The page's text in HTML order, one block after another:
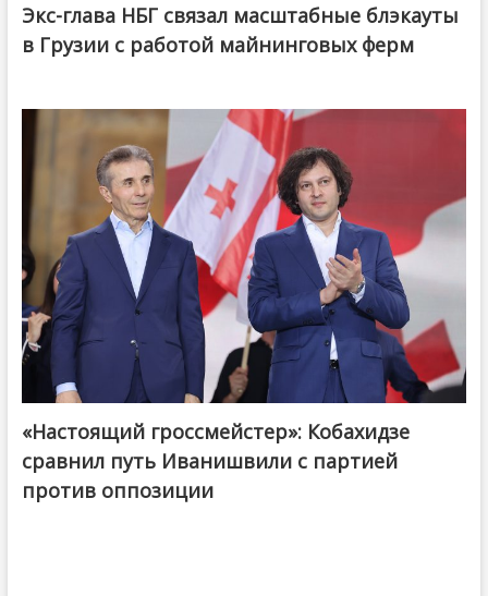
Экс-глава НБГ связал масштабные блэкауты
в Грузии с работой майнинговых ферм
@ქართული ოცნება / Georgian Dream
«Настоящий гроссмейстер»: Кобахидзе
сравнил путь Иванишвили с партией
против оппозиции